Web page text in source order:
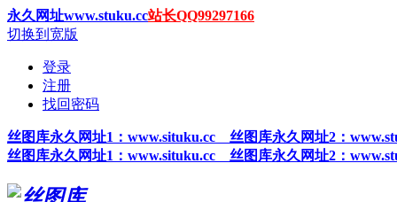
永久网址www.stuku.cc站长QQ99297166
切换到宽版
登录
注册
找回密码
丝图 库永久网址1 ：www.situku.cc 丝图库永久网址2：
丝图 库永久网址1 ：www.situku.cc 丝图库永久网址2：